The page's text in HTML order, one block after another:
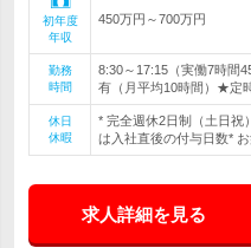
初年度
年収
450万円～700万円
勤務
時間
8:30～17:15（実働7時間
有（月平均10時間）★定
休日
休暇
* 完全週休2日制（土日
は入社直後の付与日数*
求人詳細を見る